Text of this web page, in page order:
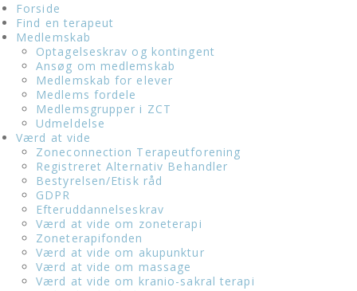
Forside
Find en terapeut
Medlemskab
Optagelseskrav og kontingent
Ansøg om medlemskab
Medlemskab for elever
Medlems fordele
Medlemsgrupper i ZCT
Udmeldelse
Værd at vide
Zoneconnection Terapeutforening
Registreret Alternativ Behandler
Bestyrelsen/Etisk råd
GDPR
Efteruddannelseskrav
Værd at vide om zoneterapi
Zoneterapifonden
Værd at vide om akupunktur
Værd at vide om massage
Værd at vide om kranio-sakral terapi